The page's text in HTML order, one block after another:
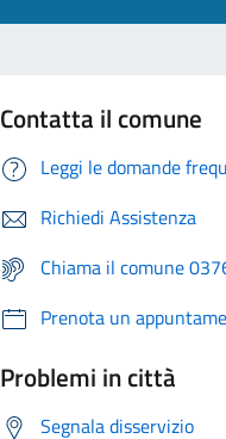
Contatta il comune
Leggi le domande
Richiedi Assistenza
Chiama il comune
Prenota un
Problemi in città
Segnala disservizio